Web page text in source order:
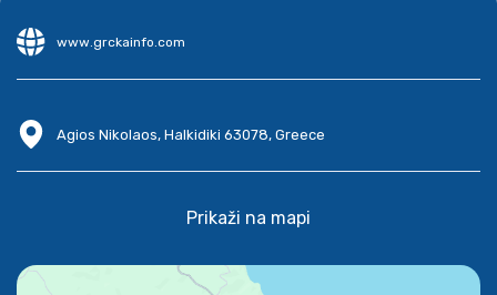
www.grckainfo.com
Agios Nikolaos, Halkidiki 63078, Greece
Prikaži na mapi